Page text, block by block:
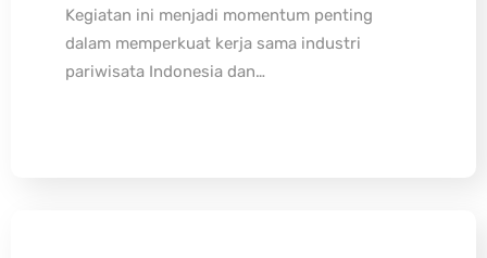
Kegiatan ini menjadi momentum penting
dalam memperkuat kerja sama industri
pariwisata Indonesia dan…